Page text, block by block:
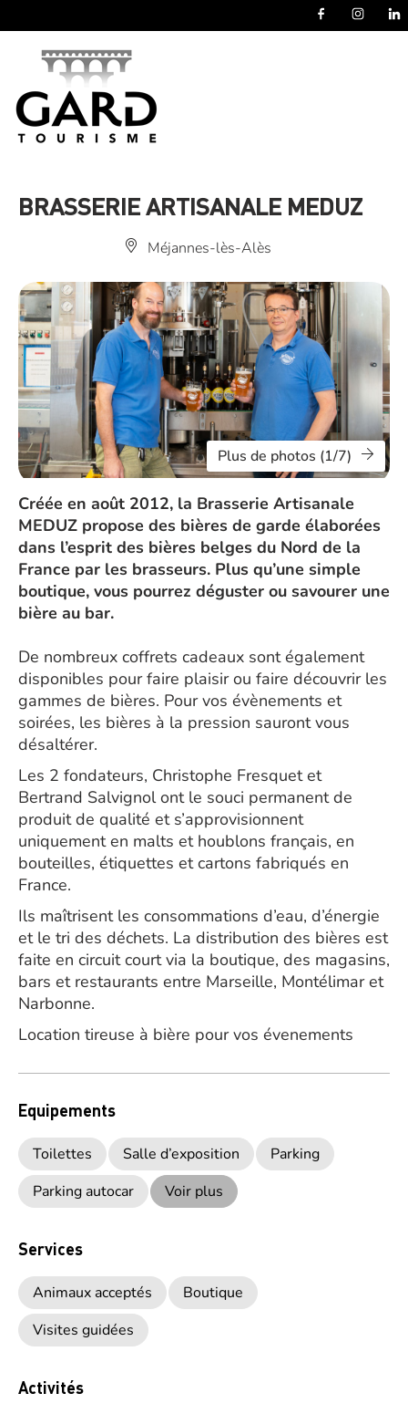
BRASSERIE ARTISANALE MEDUZ
Méjannes-lès-Alès
Plus de photos (1/7)
Créée en août 2012, la Brasserie Artisanale
MEDUZ propose des bières de garde élaborées
dans l’esprit des bières belges du Nord de la
France par les brasseurs. Plus qu’une simple
boutique, vous pourrez déguster ou savourer une
bière au bar.
De nombreux coffrets cadeaux sont également
disponibles pour faire plaisir ou faire découvrir les
gammes de bières. Pour vos évènements et
soirées, les bières à la pression sauront vous
désaltérer.
Les 2 fondateurs, Christophe Fresquet et
Bertrand Salvignol ont le souci permanent de
produit de qualité et s’approvisionnent
uniquement en malts et houblons français, en
bouteilles, étiquettes et cartons fabriqués en
France.
Ils maîtrisent les consommations d’eau, d’énergie
et le tri des déchets. La distribution des bières est
faite en circuit court via la boutique, des magasins,
bars et restaurants entre Marseille, Montélimar et
Narbonne.
Location tireuse à bière pour vos évenements
Equipements
Toilettes Salle d’exposition
Parking
Parking autocar
Voir plus
Services
Animaux acceptés
Boutique
Visites guidées
Activités